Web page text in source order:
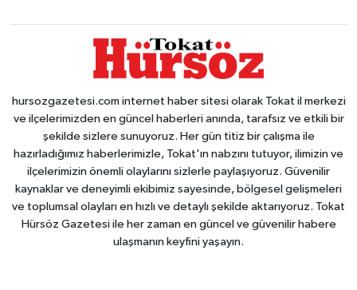
hursozgazetesi.com internet haber sitesi olarak Tokat il merkezi
ve ilçelerimizden en güncel haberleri anında, tarafsız ve etkili bir
şekilde sizlere sunuyoruz. Her gün titiz bir çalışma ile
hazırladığımız haberlerimizle, Tokat'ın nabzını tutuyor, ilimizin ve
ilçelerimizin önemli olaylarını sizlerle paylaşıyoruz. Güvenilir
kaynaklar ve deneyimli ekibimiz sayesinde, bölgesel gelişmeleri
ve toplumsal olayları en hızlı ve detaylı şekilde aktarıyoruz. Tokat
Hürsöz Gazetesi ile her zaman en güncel ve güvenilir habere
ulaşmanın keyfini yaşayın.